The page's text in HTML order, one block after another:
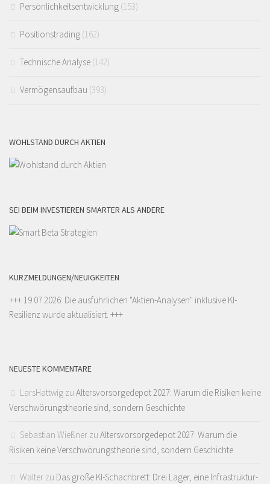
Persönlichkeitsentwicklung (153)
Positionstrading (162)
Technische Analyse (142)
Vermögensaufbau (393)
WOHLSTAND DURCH AKTIEN
SEI BEIM INVESTIEREN SMARTER ALS ANDERE
KURZMELDUNGEN/NEUIGKEITEN
+++ 19.07.2026: Die ausführlichen "Aktien-Analysen" inklusive KI-
Resilienz wurde aktualisiert. +++
NEUESTE KOMMENTARE
LarsHattwig zu Altersvorsorgedepot 2027: Warum die Risiken keine
Verschwörungstheorie sind, sondern Geschichte
Sebastian Wießner zu Altersvorsorgedepot 2027: Warum die
Risiken keine Verschwörungstheorie sind, sondern Geschichte
Walter zu Das große KI-Schachbrett: Drei Lager, eine Infrastruktur-